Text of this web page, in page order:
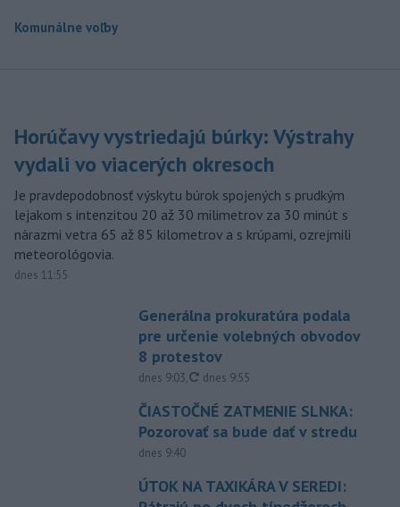
Komunálne voľby
Horúčavy vystriedajú búrky: Výstrahy
vydali vo viacerých okresoch
Je pravdepodobnosť výskytu búrok spojených s prudkým
lejakom s intenzitou 20 až 30 milimetrov za 30 minút s
nárazmi vetra 65 až 85 kilometrov a s krúpami, ozrejmili
meteorológovia.
dnes 11:55
Generálna prokuratúra podala
pre určenie volebných obvodov
8 protestov
dnes 9:03, aktualizované
dnes 9:55
ČIASTOČNÉ ZATMENIE SLNKA:
Pozorovať sa bude dať v stredu
dnes 9:40
ÚTOK NA TAXIKÁRA V SEREDI: